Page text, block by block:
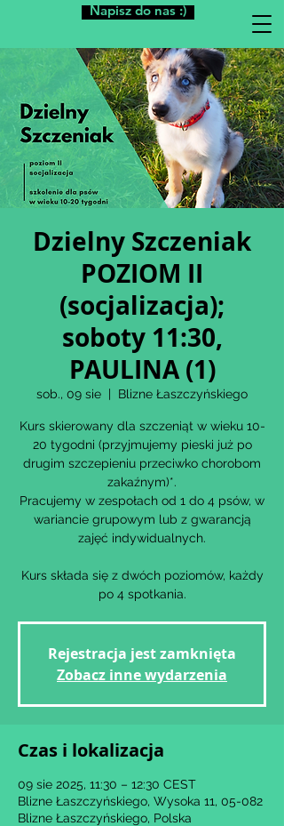
Napisz do nas :)
Dzielny Szczeniak
POZIOM II
(socjalizacja);
soboty 11:30,
PAULINA (1)
sob., 09 sie
  |
Blizne Łaszczyńskiego
Kurs skierowany dla szczeniąt w wieku 10-
20 tygodni (przyjmujemy pieski już po
drugim szczepieniu przeciwko chorobom
zakaźnym)*.
Pracujemy w zespołach od 1 do 4 psów, w
wariancie grupowym lub z gwarancją
zajęć indywidualnych.
Kurs składa się z dwóch poziomów, każdy
po 4 spotkania.
Rejestracja jest zamknięta
Zobacz inne wydarzenia
Czas i lokalizacja
09 sie 2025, 11:30 – 12:30 CEST
Blizne Łaszczyńskiego, Wysoka 11, 05-082
Blizne Łaszczyńskiego, Polska